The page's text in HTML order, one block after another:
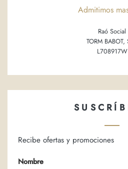
Admitimos
Raó Social
TORM BABOT,
L708917W
Recibe ofertas y promociones
Nombre